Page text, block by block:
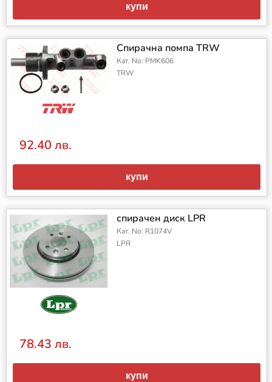
купи
Спирачна помпа TRW
Кат. No: PMK606
TRW
92.40 лв.
купи
спирачен диск LPR
Кат. No: R1074V
LPR
78.43 лв.
купи